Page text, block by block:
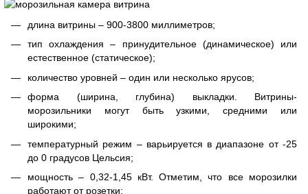
длина витрины – 900-3800 миллиметров;
тип охлаждения – принудительное (динамическое) или
естественное (статическое);
количество уровней – один или несколько ярусов;
форма (ширина, глубина) выкладки. Витрины-
морозильники могут быть узкими, средними или
широкими;
температурный режим – варьируется в диапазоне от -25
до 0 градусов Цельсия;
мощность – 0,32-1,45 кВт. Отметим, что все морозилки
работают от розетки;